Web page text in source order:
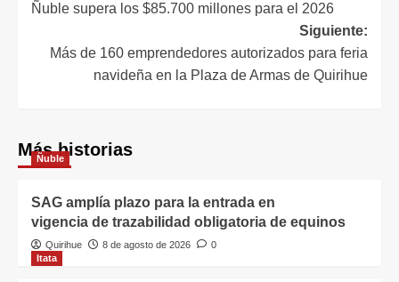
Ñuble supera los $85.700 millones para el 2026
Siguiente:
Más de 160 emprendedores autorizados para feria
navideña en la Plaza de Armas de Quirihue
Más historias
Ñuble
SAG amplía plazo para la entrada en
vigencia de trazabilidad obligatoria de equinos
Quirihue 8 de agosto de 2026
0
Itata